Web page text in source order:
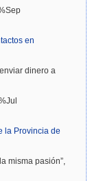
en
dinero a
la Provincia de
misma pasión”,